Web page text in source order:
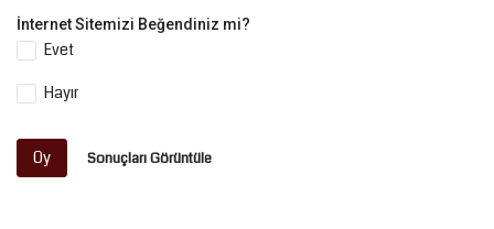
İnternet Sitemizi Beğendiniz mi?
Evet
Hayır
Oy Sonuçları Görüntüle